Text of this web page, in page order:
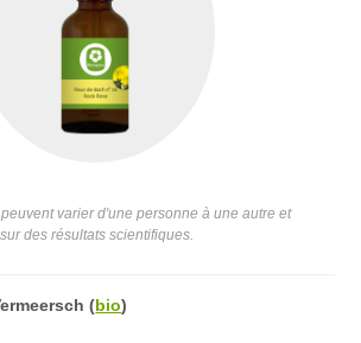
varier d'une personne à une autre et
des résultats scientifiques.
(bio)